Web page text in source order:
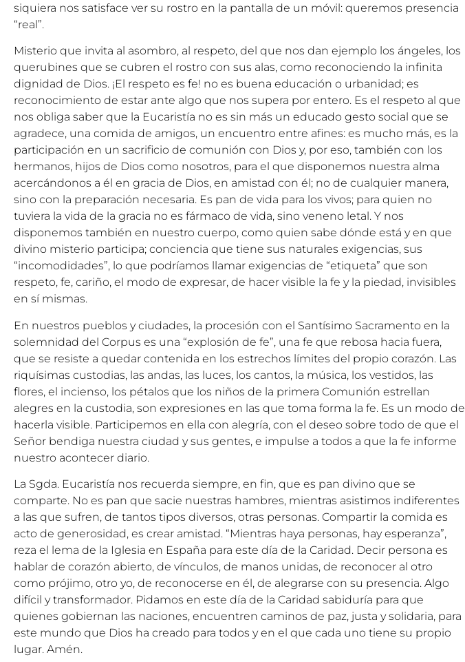
siquiera nos satisface ver su rostro en la pantalla de un móvil: queremos presencia
“real”.
Misterio que invita al asombro, al respeto, del que nos dan ejemplo los ángeles, los
querubines que se cubren el rostro con sus alas, como reconociendo la infinita
dignidad de Dios. ¡El respeto es fe! no es buena educación o urbanidad; es
reconocimiento de estar ante algo que nos supera por entero. Es el respeto al que
nos obliga saber que la Eucaristía no es sin más un educado gesto social que se
agradece, una comida de amigos, un encuentro entre afines: es mucho más, es la
participación en un sacrificio de comunión con Dios y, por eso, también con los
hermanos, hijos de Dios como nosotros, para el que disponemos nuestra alma
acercándonos a él en gracia de Dios, en amistad con él; no de cualquier manera,
sino con la preparación necesaria. Es pan de vida para los vivos; para quien no
tuviera la vida de la gracia no es fármaco de vida, sino veneno letal. Y nos
disponemos también en nuestro cuerpo, como quien sabe dónde está y en que
divino misterio participa; conciencia que tiene sus naturales exigencias, sus
“incomodidades”, lo que podríamos llamar exigencias de “etiqueta” que son
respeto, fe, cariño, el modo de expresar, de hacer visible la fe y la piedad, invisibles
en sí mismas.
En nuestros pueblos y ciudades, la procesión con el Santísimo Sacramento en la
solemnidad del Corpus es una “explosión de fe”, una fe que rebosa hacia fuera,
que se resiste a quedar contenida en los estrechos límites del propio corazón. Las
riquísimas custodias, las andas, las luces, los cantos, la música, los vestidos, las
flores, el incienso, los pétalos que los niños de la primera Comunión estrellan
alegres en la custodia, son expresiones en las que toma forma la fe. Es un modo de
hacerla visible. Participemos en ella con alegría, con el deseo sobre todo de que el
Señor bendiga nuestra ciudad y sus gentes, e impulse a todos a que la fe informe
nuestro acontecer diario.
La Sgda. Eucaristía nos recuerda siempre, en fin, que es pan divino que se
comparte. No es pan que sacie nuestras hambres, mientras asistimos indiferentes
a las que sufren, de tantos tipos diversos, otras personas. Compartir la comida es
acto de generosidad, es crear amistad. “Mientras haya personas, hay esperanza”,
reza el lema de la Iglesia en España para este día de la Caridad. Decir persona es
hablar de corazón abierto, de vínculos, de manos unidas, de reconocer al otro
como prójimo, otro yo, de reconocerse en él, de alegrarse con su presencia. Algo
difícil y transformador. Pidamos en este día de la Caridad sabiduría para que
quienes gobiernan las naciones, encuentren caminos de paz, justa y solidaria, para
este mundo que Dios ha creado para todos y en el que cada uno tiene su propio
lugar. Amén.